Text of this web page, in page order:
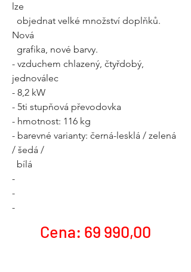
lze
objednat velké množství doplňků.
Nová
grafika, nové barvy.
- vzduchem chlazený, čtyřdobý,
jednoválec
- 8,2 kW
- 5ti stupňová převodovka
- hmotnost: 116 kg
- barevné varianty: černá-lesklá / zelená
/ šedá /
bílá
-
-
-
Cena: 69 990,00